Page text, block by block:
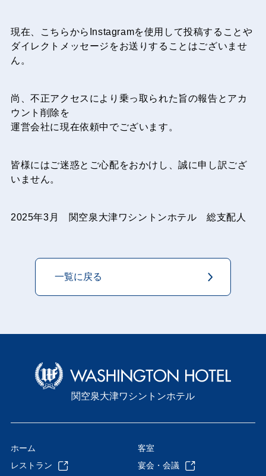
現在、こちらからInstagramを使用して投稿することや
ダイレクトメッセージをお送りすることはございませ
ん。
尚、不正アクセスにより乗っ取られた旨の報告とアカ
ウント削除を
運営会社に現在依頼中でございます。
皆様にはご迷惑とご心配をおかけし、誠に申し訳ござ
いません。
2025年3月 関空泉大津ワシントンホテル 総支配人
一覧に戻る
関空泉大津ワシントンホテル
ホーム
客室
レストラン
宴会・会議